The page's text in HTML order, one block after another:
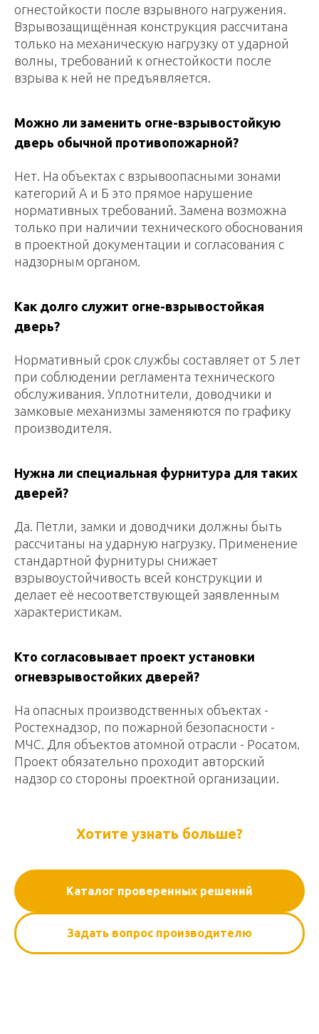
огнестойкости после взрывного нагружения.
Взрывозащищённая конструкция рассчитана
только на механическую нагрузку от ударной
волны, требований к огнестойкости после
взрыва к ней не предъявляется.
Можно ли заменить огне-взрывостойкую
дверь обычной противопожарной?
Нет. На объектах с взрывоопасными зонами
категорий А и Б это прямое нарушение
нормативных требований. Замена возможна
только при наличии технического обоснования
в проектной документации и согласования с
надзорным органом.
Как долго служит огне-взрывостойкая
дверь?
Нормативный срок службы составляет от 5 лет
при соблюдении регламента технического
обслуживания. Уплотнители, доводчики и
замковые механизмы заменяются по графику
производителя.
Нужна ли специальная фурнитура для таких
дверей?
Да. Петли, замки и доводчики должны быть
рассчитаны на ударную нагрузку. Применение
стандартной фурнитуры снижает
взрывоустойчивость всей конструкции и
делает её несоответствующей заявленным
характеристикам.
Кто согласовывает проект установки
огневзрывостойких дверей?
На опасных производственных объектах -
Ростехнадзор, по пожарной безопасности -
МЧС. Для объектов атомной отрасли - Росатом.
Проект обязательно проходит авторский
надзор со стороны проектной организации.
Хотите узнать больше?
Каталог проверенных решений
Задать вопрос производителю